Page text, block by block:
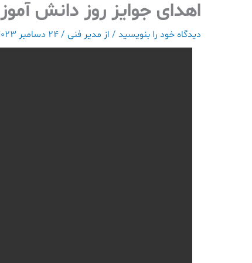
اهدای جوایز روز دانش آموز
دیدگاه‌ خود را بنویسید / از مدیر فنی /24 دسامبر 2023